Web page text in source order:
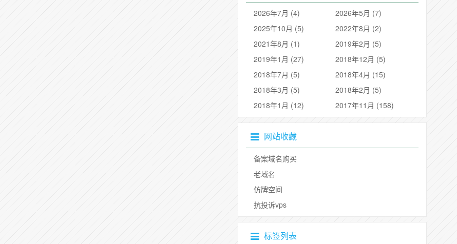
2026年7月 (4)
2026年5月 (7)
2025年10月 (5)
2022年8月 (2)
2021年8月 (1)
2019年2月 (5)
2019年1月 (27)
2018年12月 (5)
2018年7月 (5)
2018年4月 (15)
2018年3月 (5)
2018年2月 (5)
2018年1月 (12)
2017年11月 (158)
网站收藏
备案域名购买
老域名
仿牌空间
抗投诉vps
标签列表